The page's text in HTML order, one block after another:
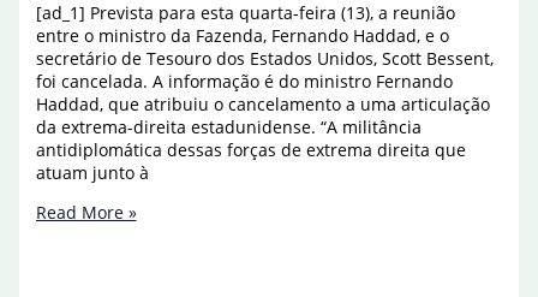
[ad_1] Prevista para esta quarta-feira (13), a reunião
entre o ministro da Fazenda, Fernando Haddad, e o
secretário de Tesouro dos Estados Unidos, Scott Bessent,
foi cancelada. A informação é do ministro Fernando
Haddad, que atribuiu o cancelamento a uma articulação
da extrema-direita estadunidense. “A militância
antidiplomática dessas forças de extrema direita que
atuam junto à
Reunião
Read More »